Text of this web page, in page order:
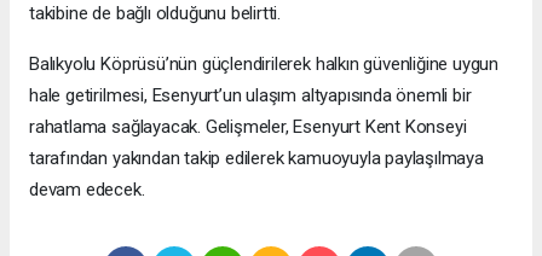
takibine de bağlı olduğunu belirtti.
Balıkyolu Köprüsü’nün güçlendirilerek halkın güvenliğine uygun
hale getirilmesi, Esenyurt’un ulaşım altyapısında önemli bir
rahatlama sağlayacak. Gelişmeler, Esenyurt Kent Konseyi
tarafından yakından takip edilerek kamuoyuyla paylaşılmaya
devam edecek.